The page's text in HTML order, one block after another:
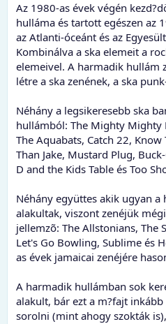
Az 1980-as évek végén
hulláma és tartott egészen az
az Atlanti-óceánt és az
Kombinálva a ska elemeit a
elemeivel. A harmadik hullám
létre a ska zenének, a ska
Néhány a legsikeresebb ska
hullámból: The Mighty Mighty
The Aquabats, Catch 22, Know
Than Jake, Mustard Plug,
D and the Kids Table és Too
Néhány együttes akik ugyan
alakultak, viszont zenéjük
jellemzõ: The Allstonians, The
Let's Go Bowling, Sublime és
as évek jamaicai zenéjére
A harmadik hullámban sok
alakult, bár ezt a m?fajt
sorolni (mint ahogy szokták